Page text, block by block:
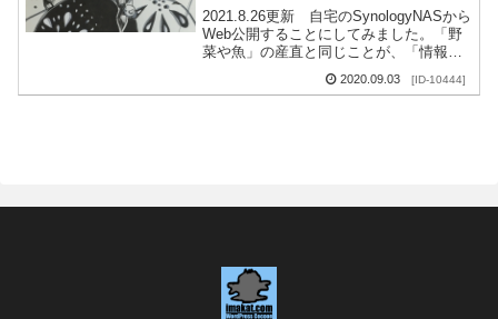
用〜
2021.8.26更新 自宅のSynologyNASから
Web公開することにしてみました。「野
菜や魚」の産直と同じことが、「情報」
アカーの残る街 DailyPort...
2020.09.03 [ID-10444]